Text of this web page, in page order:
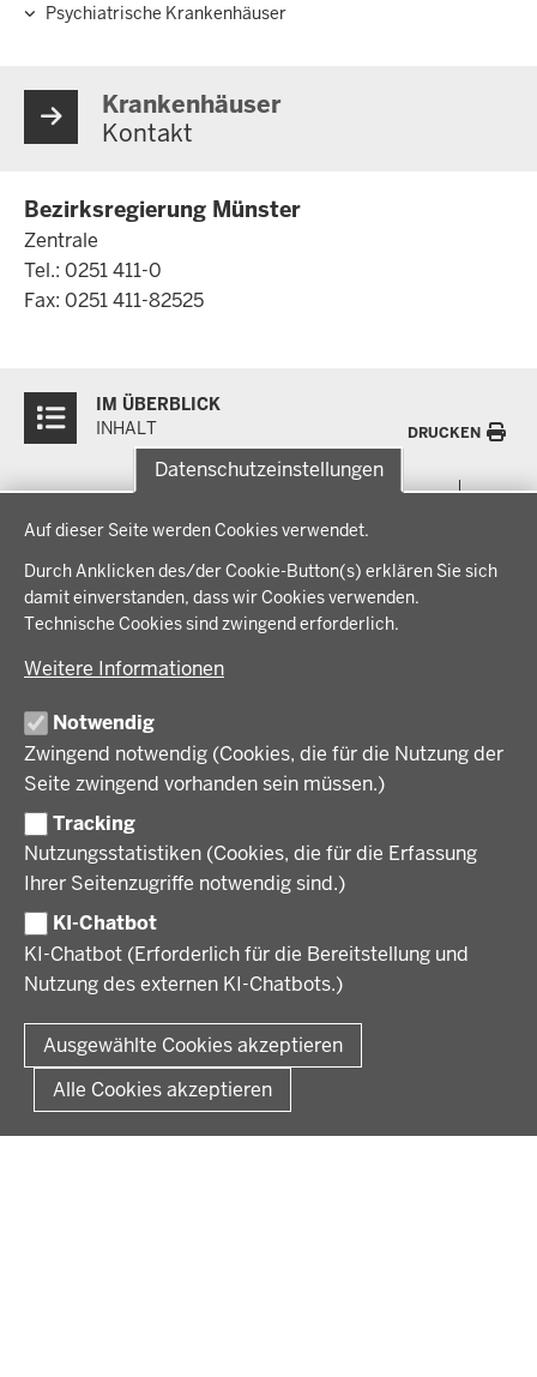
Datenschutzeinstellungen
Auf dieser Seite werden Cookies verwendet.
Durch Anklicken des/der Cookie-Button(s) erklären Sie sich
damit einverstanden, dass wir Cookies verwenden.
Technische Cookies sind zwingend erforderlich.
Weitere Informationen
Notwendig
Zwingend notwendig (Cookies, die für die Nutzung der
Seite zwingend vorhanden sein müssen.)
Tracking
Nutzungsstatistiken (Cookies, die für die Erfassung
Ihrer Seitenzugriffe notwendig sind.)
KI-Chatbot
KI-Chatbot (Erforderlich für die Bereitstellung und
Nutzung des externen KI-Chatbots.)
Ausgewählte Cookies akzeptieren
Alle Cookies akzeptieren
Psychiatrische Krankenhäuser
Krankenhäuser
Kontakt
Bezirksregierung Münster
Zentrale
Tel.: 0251 411-0
Fax: 0251 411-82525
Inhalte
IM ÜBERBLICK
INHALT
DRUCKEN
Menü
der
Fußzeile
THEMEN
Bauen, Planen und Verkehr
Bildung, Schule und Sport
Regionalplanung und Regionalrat
Wirtschaft, Kultur und Kommunales
IM FOKUS
Energiewende AG
Zusammenarbeit mit den Niederlanden
BEZIRKSREGIERUNG
Regierungsbezirk Münster
Geschichte und Gegenwart
Behördenleitung
Organisation
Förderlotsinnen und Förderlotsen
KARRIERE UND AUSBILDUNG
Stellenangebote
Ausbildung
Volljurist:in
Praktikum
Stellenangebote im Schulbereich
VERFAHREN UND BEKANNTMACHUNGEN
Amtsblatt
Verfahrensübersichten
PRESSE
Pressemitteilungen
Podcast
© 2026 Bezirksregierung Münster
Fußzeile
Impressum Datenschutz Rechtliche Hinweise
Kurzlink zu dieser Seite